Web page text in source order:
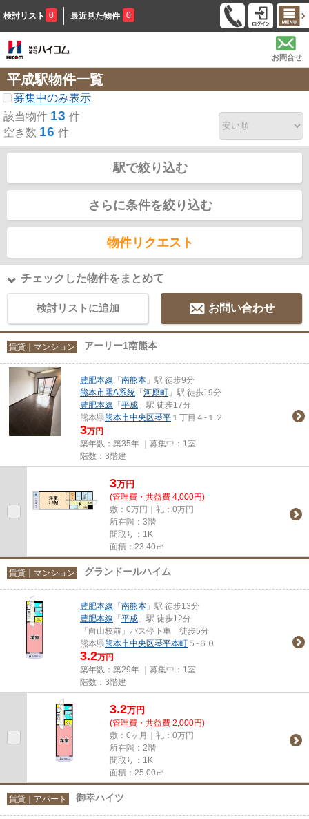
検討リスト 0 最近見た物件 0
お問合せ
平成駅物件一覧
募集中のみ表示
該当物件 13 件
空き数 16 件
駅で絞り込む
さらに条件を絞り込む
物件リクエスト
チェックした物件をまとめて
検討リストに追加 お問い合わせ
賃貸｜マンション アーリー1南熊本
豊肥本線 「 南熊本 」駅 徒歩9分
熊本市電A系統 「 河原町 」駅 徒歩19分
豊肥本線 「 平成 」駅 徒歩17分
熊本県熊本市中央区琴平 １丁目４-１２
3万円
築年数：築35年 ｜募集中： 1室
階数：3階建
3万円
(管理費・共益費 4,000円)
敷：0万円｜礼：0万円
所在階：3階
間取り：1K
面積：23.40㎡
賃貸｜マンション グランドールハイム
豊肥本線 「 南熊本 」駅 徒歩13分
豊肥本線 「 平成 」駅 徒歩12分
「向山校前」バス停下車 徒歩5分
熊本県熊本市中央区琴平本町 ５-６０
3.2万円
築年数：築29年 ｜募集中： 1室
階数：3階建
3.2万円
(管理費・共益費 2,000円)
敷：0ヶ月｜礼：0万円
所在階：2階
間取り：1K
面積：25.00㎡
賃貸｜アパート 御幸ハイツ